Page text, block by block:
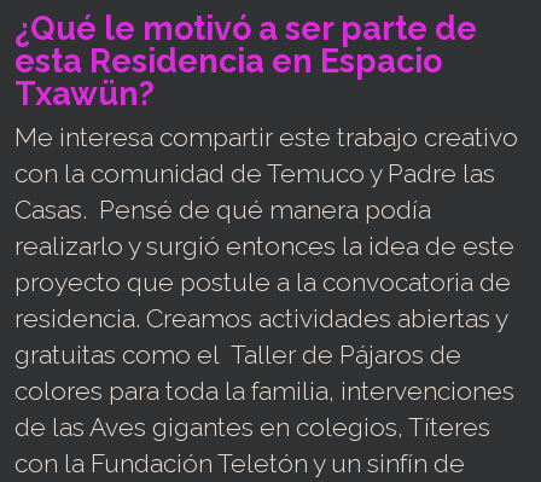
¿Qué le motivó a ser parte de
esta Residencia en Espacio
Txawün?
Me interesa compartir este trabajo creativo
con la comunidad de Temuco y Padre las
Casas. Pensé de qué manera podía
realizarlo y surgió entonces la idea de este
proyecto que postule a la convocatoria de
residencia. Creamos actividades abiertas y
gratuitas como el Taller de Pájaros de
colores para toda la familia, intervenciones
de las Aves gigantes en colegios, Títeres
con la Fundación Teletón y un sinfín de